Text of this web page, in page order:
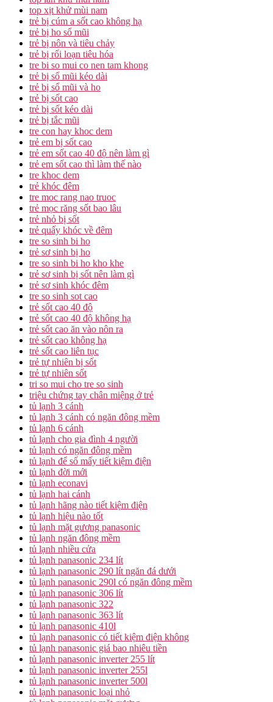
top xịt khử mùi nam
trẻ bị cúm a sốt cao không hạ
trẻ bị ho sổ mũi
trẻ bị nôn và tiêu chảy
trẻ bị rối loạn tiêu hóa
tre bi so mui co nen tam khong
trẻ bị sổ mũi kéo dài
trẻ bị sổ mũi và ho
trẻ bị sốt cao
trẻ bị sốt kéo dài
trẻ bị tắc mũi
tre con hay khoc dem
trẻ em bị sốt cao
trẻ em sốt cao 40 độ nên làm gì
trẻ em sốt cao thì làm thế nào
tre khoc dem
trẻ khóc đêm
tre moc rang nao truoc
trẻ mọc răng sốt bao lâu
trẻ nhỏ bị sốt
trẻ quấy khóc về đêm
tre so sinh bi ho
trẻ sơ sinh bị ho
tre so sinh bi ho kho khe
trẻ sơ sinh bị sốt nên làm gì
trẻ sơ sinh khóc đêm
tre so sinh sot cao
trẻ sốt cao 40 độ
trẻ sốt cao 40 độ không hạ
trẻ sốt cao ăn vào nôn ra
trẻ sốt cao không hạ
trẻ sốt cao liên tục
trẻ tự nhiên bị sốt
trẻ tự nhiên sốt
tri so mui cho tre so sinh
triệu chứng tay chân miệng ở trẻ
tủ lạnh 3 cánh
tủ lạnh 3 cánh có ngăn đông mềm
tủ lạnh 6 cánh
tủ lạnh cho gia đình 4 người
tủ lạnh có ngăn đông mềm
tủ lạnh để số mấy tiết kiệm điện
tủ lạnh đời mới
tủ lạnh econavi
tủ lạnh hai cánh
tủ lạnh hãng nào tiết kiệm điện
tủ lạnh hiệu nào tốt
tủ lạnh mặt gương panasonic
tủ lạnh ngăn đông mềm
tủ lạnh nhiều cửa
tủ lạnh panasonic 234 lít
tủ lạnh panasonic 290 lít ngăn đá dưới
tủ lạnh panasonic 290l có ngăn đông mềm
tủ lạnh panasonic 306 lít
tủ lạnh panasonic 322
tủ lạnh panasonic 363 lít
tủ lạnh panasonic 410l
tủ lạnh panasonic có tiết kiệm điện không
tủ lạnh panasonic giá bao nhiêu tiền
tủ lạnh panasonic inverter 255 lít
tủ lạnh panasonic inverter 255l
tủ lạnh panasonic inverter 500l
tủ lạnh panasonic loại nhỏ